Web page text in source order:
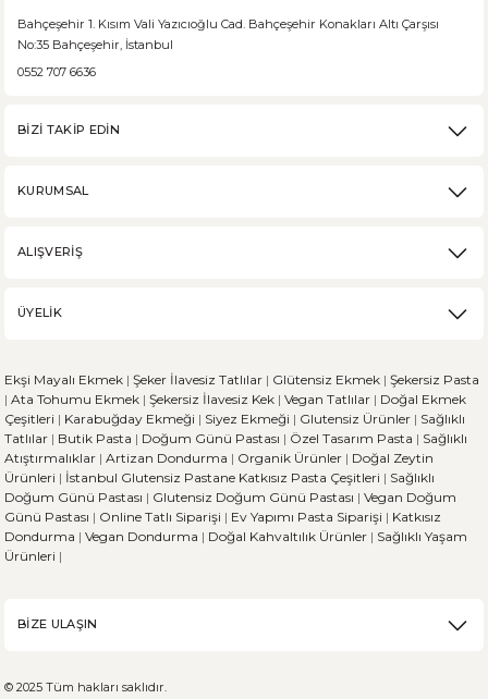
Bahçeşehir 1. Kısım Vali Yazıcıoğlu Cad. Bahçeşehir Konakları Altı Çarşısı
No:35 Bahçeşehir, İstanbul
0552 707 6636
BİZİ TAKİP EDİN
KURUMSAL
ALIŞVERİŞ
ÜYELİK
Ekşi Mayalı Ekmek | Şeker İlavesiz Tatlılar | Glütensiz Ekmek | Şekersiz Pasta
| Ata Tohumu Ekmek | Şekersiz İlavesiz Kek | Vegan Tatlılar | Doğal Ekmek
Çeşitleri | Karabuğday Ekmeği | Siyez Ekmeği | Glutensiz Ürünler | Sağlıklı
Tatlılar | Butik Pasta | Doğum Günü Pastası | Özel Tasarım Pasta | Sağlıklı
Atıştırmalıklar | Artizan Dondurma | Organik Ürünler | Doğal Zeytin
Ürünleri | İstanbul Glutensiz Pastane Katkısız Pasta Çeşitleri | Sağlıklı
Doğum Günü Pastası | Glutensiz Doğum Günü Pastası | Vegan Doğum
Günü Pastası | Online Tatlı Siparişi | Ev Yapımı Pasta Siparişi | Katkısız
Dondurma | Vegan Dondurma | Doğal Kahvaltılık Ürünler | Sağlıklı Yaşam
Ürünleri |
BİZE ULAŞIN
© 2025 Tüm hakları saklıdır.